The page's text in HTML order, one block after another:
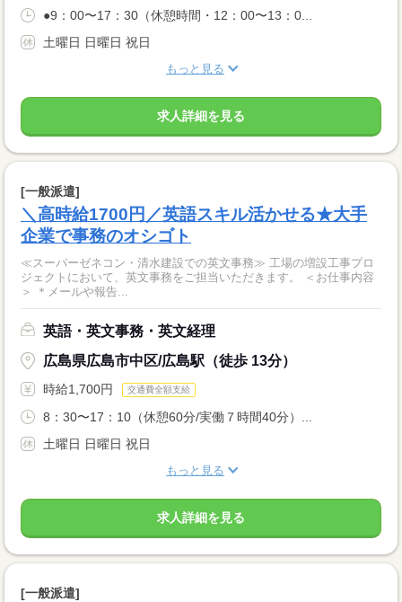
●9：00〜17：30（休憩時間・12：00〜13：0...
土曜日 日曜日 祝日
もっと見る
求人詳細を見る
[一般派遣]
＼高時給1700円／英語スキル活かせる★大手
企業で事務のオシゴト
≪スーパーゼネコン・清水建設での英文事務≫ 工場の増設工事プロ
ジェクトにおいて、英文事務をご担当いただきます。 ＜お仕事内容
＞ ＊メールや報告...
英語・英文事務・英文経理
広島県広島市中区/広島駅（徒歩 13分）
時給1,700円 交通費全額支給
8：30〜17：10（休憩60分/実働７時間40分）...
土曜日 日曜日 祝日
もっと見る
求人詳細を見る
[一般派遣]